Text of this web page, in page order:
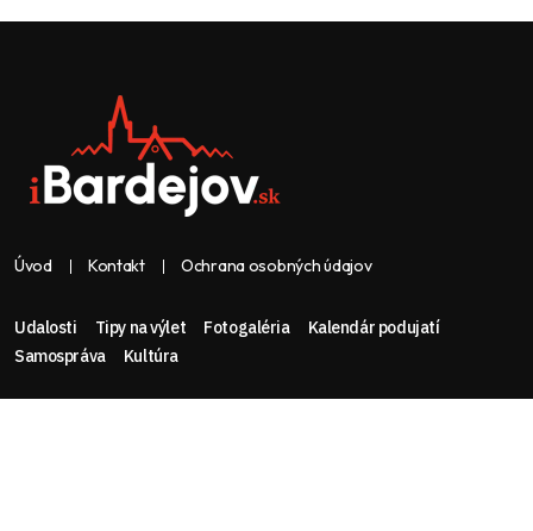
Úvod Kontakt Ochrana osobných údajov
Udalosti Tipy na výlet Fotogaléria
Kalendár podujatí
Samospráva
Kultúra